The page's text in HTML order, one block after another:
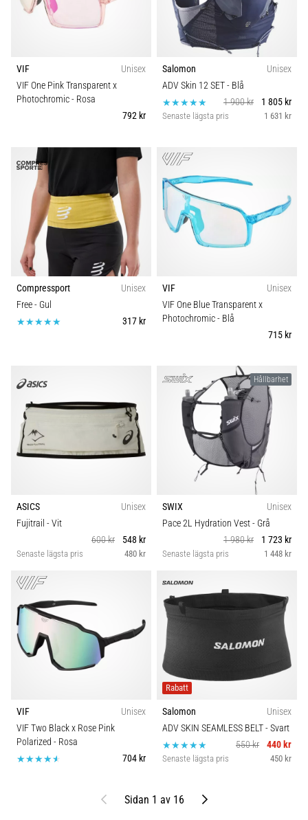
VIF
Unisex
VIF One Pink Transparent x
Photochromic- Rosa
792 kr
Salomon
Unisex
ADV Skin 12 SET- Blå
1 900 kr
1 805 kr
Senaste lägsta pris 1 631 kr
Compressport
Unisex
Free- Gul
317 kr
VIF
Unisex
VIF One Blue Transparent x
Photochromic- Blå
715 kr
ASICS
Unisex
Fujitrail - Vit
600 kr
548 kr
Senaste lägsta pris 480 kr
Hållbarhet
SWIX
Unisex
Pace 2L Hydration Vest- Grå
1 980 kr
1 723 kr
Senaste lägsta pris 1 448 kr
VIF
Unisex
VIF Two Black x Rose Pink
Polarized - Rosa
704 kr
Rabatt
Salomon
Unisex
ADV SKIN SEAMLESS BELT- Svart
550 kr
440 kr
Senaste lägsta pris 450 kr
Föregående
Sidan 1 av 16 Nästa